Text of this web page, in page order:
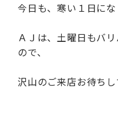
今日も、寒い１日にな
ＡＪは、土曜日もバ
ので、
沢山のご来店お待ちし